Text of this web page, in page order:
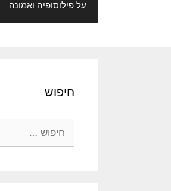
על פילוסופיה ואמונה
חיפוש